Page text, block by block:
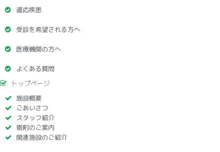
適応疾患
受診を希望される方へ
医療機関の方へ
よくある質問
トップページ
施設概要
ごあいさつ
スタッフ紹介
寄附のご案内
関連施設のご紹介